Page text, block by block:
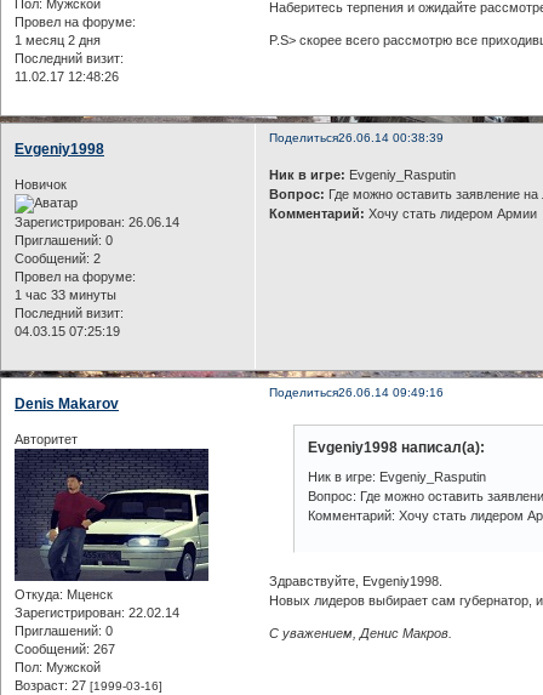
Пол: Мужской
Провел на форуме:
1 месяц 2 дня
Последний визит:
11.02.17 12:48:26
Наберитесь терпения и ожидайте
P.S> скорее всего рассмотрю все
Поделиться26.06.14 00:38:39
Evgeniy1998
Новичок
Зарегистрирован: 26.06.14
Приглашений: 0
Сообщений: 2
Провел на форуме:
1 час 33 минуты
Последний визит:
04.03.15 07:25:19
Ник в игре: Evgeniy_Rasputin
Вопрос: Где можно оставить заявление на
Комментарий: Хочу стать лидером Армии
Поделиться26.06.14 09:49:16
Denis Makarov
Авторитет
Откуда: Мценск
Зарегистрирован: 22.02.14
Приглашений: 0
Сообщений: 267
Пол: Мужской
Возраст: 27 [1999-03-16]
Evgeniy1998 написал(а):
Ник в игре: Evgeniy_Rasputin
Вопрос: Где можно оставить
Комментарий: Хочу стать лидером
Здравствуйте, Evgeniy1998.
Новых лидеров выбирает сам губернатор,
С уважением, Денис Макров.